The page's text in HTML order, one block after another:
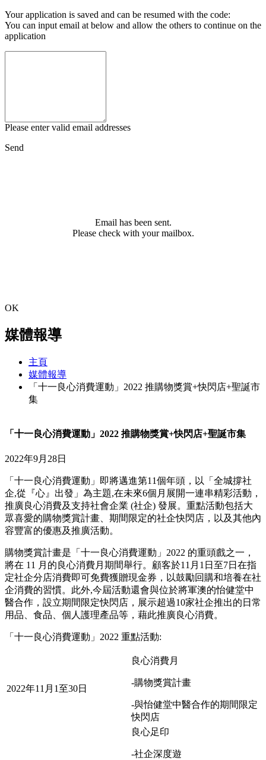
Your application is saved and can be resumed with the code:
You can input email at below and allow the others to continue on the
application
Please enter valid email addresses
Send
Email has been sent.
Please check with your mailbox.
OK
媒體報導
主頁
媒體報導
「十一良心消費運動」2022 推購物獎賞+快閃店+聖誕市
集
「十一良心消費運動」2022 推購物獎賞+快閃店+聖誕市集
2022年9月28日
「十一良心消費運動」即將邁進第11個年頭，以「全城撐社
企,從『心』出發」為主題,在未來6個月展開一連串精彩活動，
推廣良心消費及支持社會企業 (社企) 發展。重點活動包括大
眾喜愛的購物獎賞計畫、期間限定的社企快閃店，以及其他內
容豐富的優惠及推廣活動。
購物獎賞計畫是「十一良心消費運動」2022 的重頭戲之一，
將在 11 月的良心消費月期間舉行。顧客於11月1日至7日在指
定社企分店消費即可免費獲贈現金券，以鼓勵回購和培養在社
企消費的習慣。此外,今屆活動還會與位於將軍澳的怡健堂中
醫合作，設立期間限定快閃店，展示超過10家社企推出的日常
用品、食品、個人護理產品等，藉此推廣良心消費。
「十一良心消費運動」2022 重點活動:
2022年11月1至30日
良心消費月
-購物獎賞計畫
-與怡健堂中醫合作的期間限定
快閃店
良心足印
-社企深度遊